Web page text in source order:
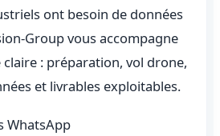
ont besoin de données
Group vous accompagne
: préparation, vol drone,
et livrables exploitables.
WhatsApp